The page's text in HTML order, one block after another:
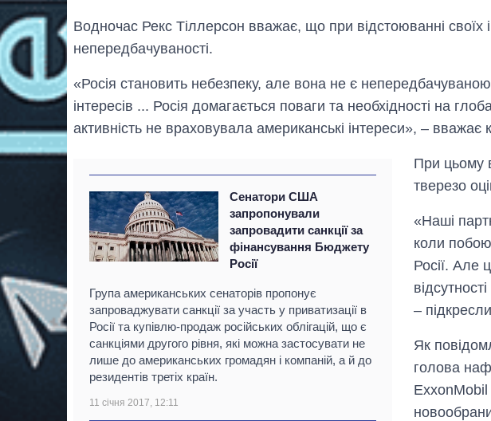
Водночас Рекс Тіллерсон вважає, що при відстоюванні своїх
непередбачуваності.
«Росія становить небезпеку, але вона не є
інтересів ... Росія домагається поваги та необхідності на
активність не враховувала американські інтереси», – вважає
Сенатори США
запропонували
запровадити санкції за
фінансування Бюджету
Росії
Група американських сенаторів пропонує
запроваджувати санкції за участь у приватизації в
Росії та купівлю-продаж російських облігацій, що є
санкціями другого рівня, які можна застосувати не
лише до американських громадян і компаній, а й до
резидентів третіх країн.
11 січня 2017, 12:11
При цьому
тверезо
«Наші
коли
Росії. Але
–
Як
голова
ExxonMobil